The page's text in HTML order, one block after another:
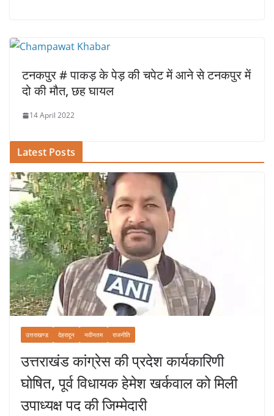
टनकपुर # पाकड़ के पेड़ की चपेट में आने से टनकपुर में
दो की मौत, छह घायल
14 April 2022
Latest Posts
उत्तराखण्ड देहरादून नवीनतम राजनीति
उत्तराखंड कांग्रेस की प्रदेश कार्यकारिणी
घोषित, पूर्व विधायक हेमेश खर्कवाल को मिली
उपाध्यक्ष पद की जिम्मेदारी